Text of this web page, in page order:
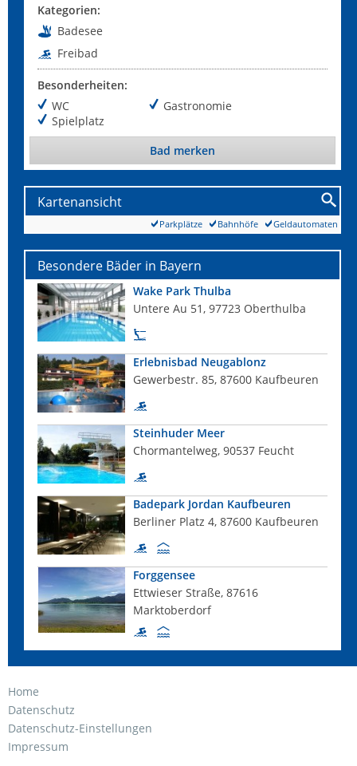
Kategorien:
Badesee
Freibad
Besonderheiten:
WC
Spielplatz
Gastronomie
Bad merken
Kartenansicht
Geldautomaten
Bahnhöfe
Parkplätze
Besondere Bäder in Bayern
Wake Park Thulba
Untere Au 51, 97723 Oberthulba
Erlebnisbad Neugablonz
Gewerbestr. 85, 87600 Kaufbeuren
Steinhuder Meer
Chormantelweg, 90537 Feucht
Badepark Jordan Kaufbeuren
Berliner Platz 4, 87600 Kaufbeuren
Forggensee
Ettwieser Straße, 87616
Marktoberdorf
Home
Datenschutz
Datenschutz-Einstellungen
Impressum